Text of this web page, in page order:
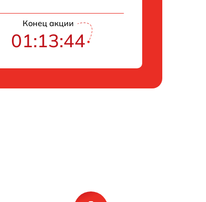
Конец акции
01:13:43